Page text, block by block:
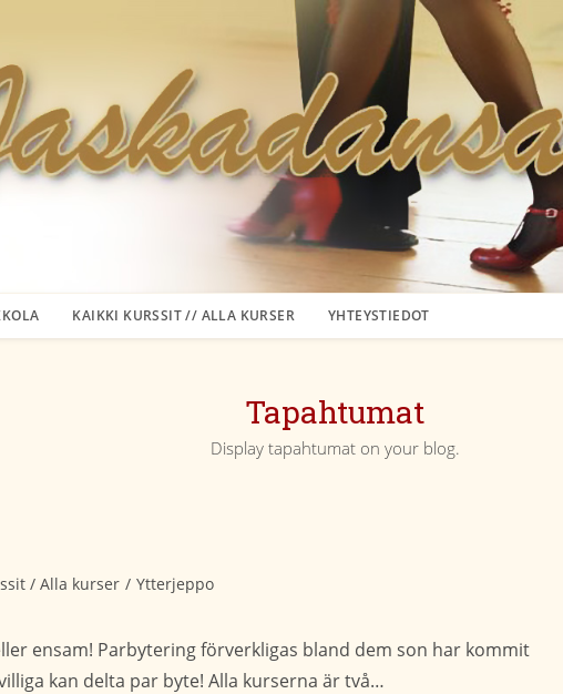
KAIKKI KURSSIT // ALLA KURSER YHTEYSTIEDOT
Tapahtumat
Display tapahtumat on your blog.
/ Alla kurser / Ytterjeppo
ensam! Parbytering förverkligas bland dem son har kommit
kan delta par byte! Alla kurserna är två…